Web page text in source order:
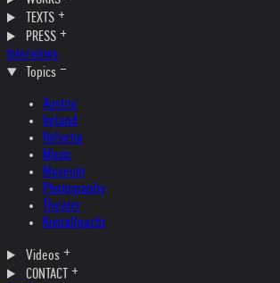
TEXTS
PRESS
Interviews
Topics
Austria
Ireland
Helvetia
Music
Museum
Photography
Theater
Kristallnacht
Videos
CONTACT